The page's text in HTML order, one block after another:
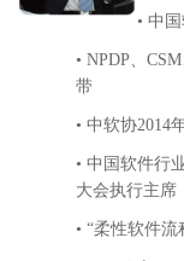
• 中
• NPDP、
带
• 中软协2014
• 中国软件行
大会执行主席
• “柔性软件流